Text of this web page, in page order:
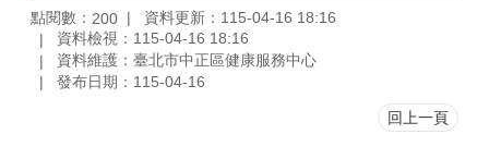
點閱數： 200
資料更新：115-04-16 18:16
資料檢視：115-04-16 18:16
資料維護：臺北市中正區健康服務中心
發布日期：115-04-16
回上一頁